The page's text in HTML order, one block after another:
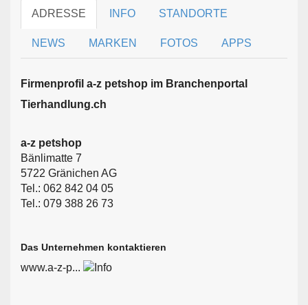
ADRESSE INFO STANDORTE
NEWS MARKEN FOTOS APPS
Firmen­profil a-z petshop im Branchen­portal
Tierhandlung.ch
a-z petshop
Bänlimatte 7
5722 Gränichen AG
Tel.: 062 842 04 05
Tel.: 079 388 26 73
Das Unternehmen kontaktieren
www.a-z-p...